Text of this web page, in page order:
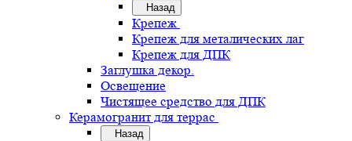
Назад
Крепеж
Крепеж для металических лаг
Крепеж для ДПК
Заглушка декор.
Освещение
Чистящее средство для ДПК
Керамогранит для террас
Назад